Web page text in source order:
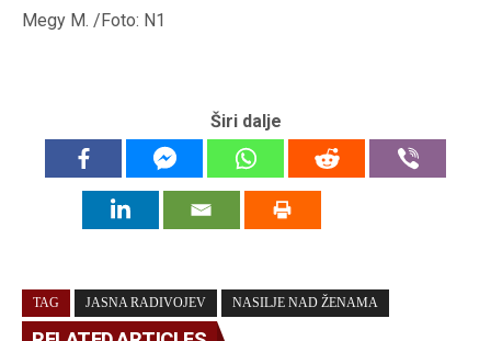
Megy M. /Foto: N1
Širi dalje
TAG JASNA RADIVOJEV NASILJE NAD ŽENAMA